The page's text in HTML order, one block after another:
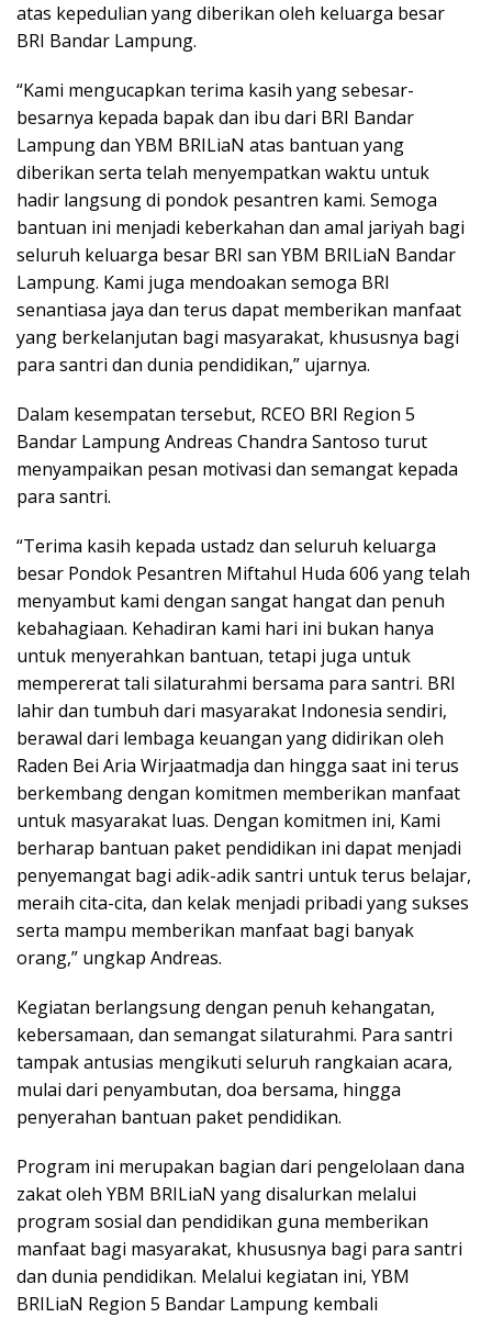
atas kepedulian yang diberikan oleh keluarga besar
BRI Bandar Lampung.
“Kami mengucapkan terima kasih yang sebesar-
besarnya kepada bapak dan ibu dari BRI Bandar
Lampung dan YBM BRILiaN atas bantuan yang
diberikan serta telah menyempatkan waktu untuk
hadir langsung di pondok pesantren kami. Semoga
bantuan ini menjadi keberkahan dan amal jariyah bagi
seluruh keluarga besar BRI san YBM BRILiaN Bandar
Lampung. Kami juga mendoakan semoga BRI
senantiasa jaya dan terus dapat memberikan manfaat
yang berkelanjutan bagi masyarakat, khususnya bagi
para santri dan dunia pendidikan,” ujarnya.
Dalam kesempatan tersebut, RCEO BRI Region 5
Bandar Lampung Andreas Chandra Santoso turut
menyampaikan pesan motivasi dan semangat kepada
para santri.
“Terima kasih kepada ustadz dan seluruh keluarga
besar Pondok Pesantren Miftahul Huda 606 yang telah
menyambut kami dengan sangat hangat dan penuh
kebahagiaan. Kehadiran kami hari ini bukan hanya
untuk menyerahkan bantuan, tetapi juga untuk
mempererat tali silaturahmi bersama para santri. BRI
lahir dan tumbuh dari masyarakat Indonesia sendiri,
berawal dari lembaga keuangan yang didirikan oleh
Raden Bei Aria Wirjaatmadja dan hingga saat ini terus
berkembang dengan komitmen memberikan manfaat
untuk masyarakat luas. Dengan komitmen ini, Kami
berharap bantuan paket pendidikan ini dapat menjadi
penyemangat bagi adik-adik santri untuk terus belajar,
meraih cita-cita, dan kelak menjadi pribadi yang sukses
serta mampu memberikan manfaat bagi banyak
orang,” ungkap Andreas.
Kegiatan berlangsung dengan penuh kehangatan,
kebersamaan, dan semangat silaturahmi. Para santri
tampak antusias mengikuti seluruh rangkaian acara,
mulai dari penyambutan, doa bersama, hingga
penyerahan bantuan paket pendidikan.
Program ini merupakan bagian dari pengelolaan dana
zakat oleh YBM BRILiaN yang disalurkan melalui
program sosial dan pendidikan guna memberikan
manfaat bagi masyarakat, khususnya bagi para santri
dan dunia pendidikan. Melalui kegiatan ini, YBM
BRILiaN Region 5 Bandar Lampung kembali